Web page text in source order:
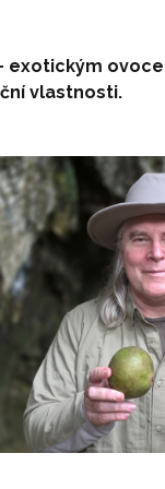
exotickým
vlastnosti.